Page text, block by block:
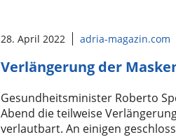
28. April 2022 adria-magazin.com
Verlängerung der
Gesundheitsminister Roberto
Abend die teilweise
verlautbart. An einigen